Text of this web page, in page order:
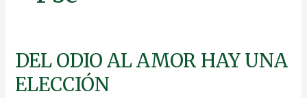
DEL ODIO AL AMOR HAY UNA
ELECCIÓN
DEL
ODIO
AL